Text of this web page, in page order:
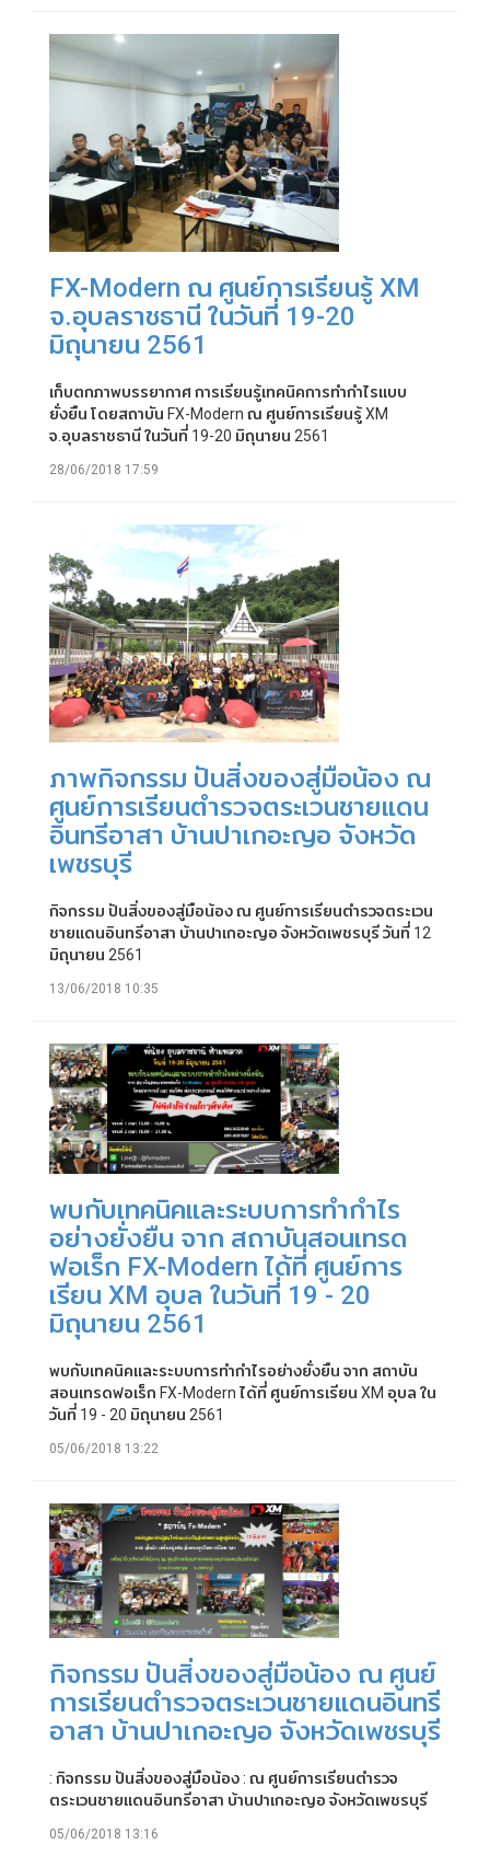
FX-Modern ณ ศูนย์การเรียนรู้ XM
จ.อุบลราชธานี ในวันที่ 19-20
มิถุนายน 2561
เก็บตกภาพบรรยากาศ การเรียนรู้เทคนิคการทำกำไรแบบ
ยั่งยืน โดยสถาบัน FX-Modern ณ ศูนย์การเรียนรู้ XM
จ.อุบลราชธานี ในวันที่ 19-20 มิถุนายน 2561
28/06/2018 17:59
ภาพกิจกรรม ปันสิ่งของสู่มือน้อง ณ
ศูนย์การเรียนตำรวจตระเวนชายแดน
อินทรีอาสา บ้านปาเกอะญอ จังหวัด
เพชรบุรี
กิจกรรม ปันสิ่งของสู่มือน้อง ณ ศูนย์การเรียนตำรวจตระเวน
ชายแดนอินทรีอาสา บ้านปาเกอะญอ จังหวัดเพชรบุรี วันที่ 12
มิถุนายน 2561
13/06/2018 10:35
พบกับเทคนิคและระบบการทำกำไร
อย่างยั่งยืน จาก สถาบันสอนเทรด
ฟอเร็ก FX-Modern ได้ที่ ศูนย์การ
เรียน XM อุบล ในวันที่ 19 - 20
มิถุนายน 2561
พบกับเทคนิคและระบบการทำกำไรอย่างยั่งยืน จาก สถาบัน
สอนเทรดฟอเร็ก FX-Modern ได้ที่ ศูนย์การเรียน XM อุบล ใน
วันที่ 19 - 20 มิถุนายน 2561
05/06/2018 13:22
กิจกรรม ปันสิ่งของสู่มือน้อง ณ ศูนย์
การเรียนตำรวจตระเวนชายแดนอินทรี
อาสา บ้านปาเกอะญอ จังหวัดเพชรบุรี
: กิจกรรม ปันสิ่งของสู่มือน้อง : ณ ศูนย์การเรียนตำรวจ
ตระเวนชายแดนอินทรีอาสา บ้านปาเกอะญอ จังหวัดเพชรบุรี
05/06/2018 13:16